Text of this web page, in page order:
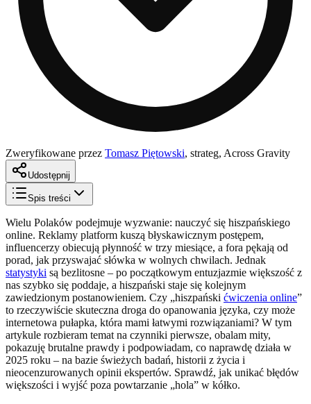
Zweryfikowane przez Tomasz Piętowski, strateg, Across Gravity
Udostępnij
Spis treści
Wielu Polaków podejmuje wyzwanie: nauczyć się hiszpańskiego
online. Reklamy platform kuszą błyskawicznym postępem,
influencerzy obiecują płynność w trzy miesiące, a fora pękają od
porad, jak przyswajać słówka w wolnych chwilach. Jednak
statystyki są bezlitosne – po początkowym entuzjazmie większość z
nas szybko się poddaje, a hiszpański staje się kolejnym
zawiedzionym postanowieniem. Czy „hiszpański ćwiczenia online”
to rzeczywiście skuteczna droga do opanowania języka, czy może
internetowa pułapka, która mami łatwymi rozwiązaniami? W tym
artykule rozbieram temat na czynniki pierwsze, obalam mity,
pokazuję brutalne prawdy i podpowiadam, co naprawdę działa w
2025 roku – na bazie świeżych badań, historii z życia i
nieocenzurowanych opinii ekspertów. Sprawdź, jak unikać błędów
większości i wyjść poza powtarzanie „hola” w kółko.